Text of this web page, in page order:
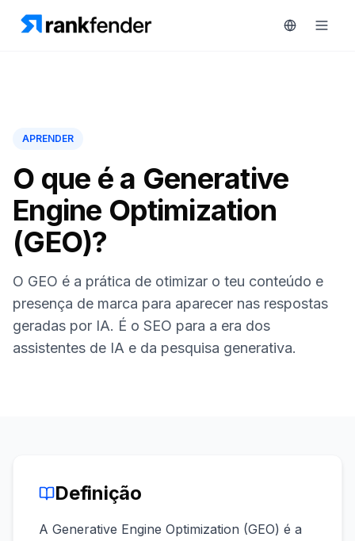
MONITORIZAR
RAIVE
Rastreamento
de
concorrentes
Assistant
Soluções
Recursos
Ferramentas
Preços
Agendar
demo
APRENDER
O que é a Generative
Engine Optimization
(GEO)?
O GEO é a prática de otimizar o teu conteúdo e
presença de marca para aparecer nas respostas
geradas por IA. É o SEO para a era dos
assistentes de IA e da pesquisa generativa.
Definição
A Generative Engine Optimization (GEO) é a